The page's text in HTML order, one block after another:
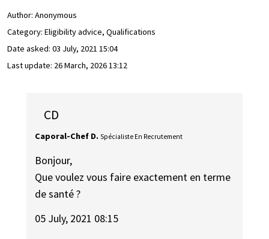
Author: Anonymous
Category: Eligibility advice, Qualifications
Date asked: 03 July, 2021 15:04
Last update: 26 March, 2026 13:12
CD
Caporal-Chef D. Spécialiste En Recrutement
Bonjour,
Que voulez vous faire exactement en terme
de santé ?
05 July, 2021 08:15